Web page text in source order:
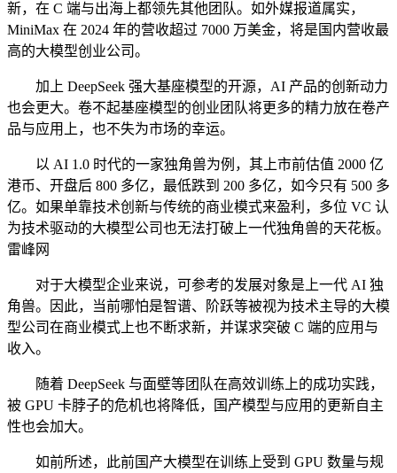
新，在 C 端与出海上都领先其他团队。如外媒报道属实，
MiniMax 在 2024 年的营收超过 7000 万美金，将是国内营收最
高的大模型创业公司。
加上 DeepSeek 强大基座模型的开源，AI 产品的创新动力
也会更大。卷不起基座模型的创业团队将更多的精力放在卷产
品与应用上，也不失为市场的幸运。
以 AI 1.0 时代的一家独角兽为例，其上市前估值 2000 亿
港币、开盘后 800 多亿，最低跌到 200 多亿，如今只有 500 多
亿。如果单靠技术创新与传统的商业模式来盈利，多位 VC 认
为技术驱动的大模型公司也无法打破上一代独角兽的天花板。
雷峰网
对于大模型企业来说，可参考的发展对象是上一代 AI 独
角兽。因此，当前哪怕是智谱、阶跃等被视为技术主导的大模
型公司在商业模式上也不断求新，并谋求突破 C 端的应用与
收入。
随着 DeepSeek 与面壁等团队在高效训练上的成功实践，
被 GPU 卡脖子的危机也将降低，国产模型与应用的更新自主
性也会加大。
如前所述，此前国产大模型在训练上受到 GPU 数量与规